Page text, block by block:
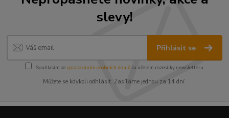
slevy!
Přihlásit se
Souhlasím se zpracováním osobních údajůza účelem rozesílky newsletteru.
Můžete se kdykoli odhlásit. Zasíláme jednou za 14 dní.